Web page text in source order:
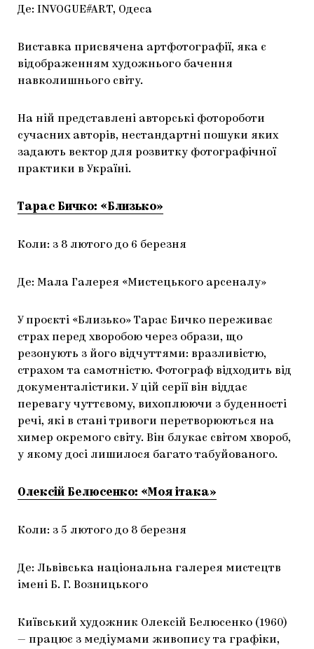
Де: INVOGUE#ART, Одеса
Виставка присвячена артфотографії, яка є
відображенням художнього бачення
навколишнього світу.
На ній представлені авторські фотороботи
сучасних авторів, нестандартні пошуки яких
задають вектор для розвитку фотографічної
практики в Україні.
Тарас Бичко: «Близько»
Коли: з 8 лютого до 6 березня
Де: Мала Галерея «Мистецького арсеналу»
У проєкті «Близько» Тарас Бичко переживає
страх перед хворобою через образи, що
резонують з його відчуттями: вразливістю,
страхом та самотністю. Фотограф відходить від
документалістики. У цій серії він віддає
перевагу чуттєвому, вихоплюючи з буденності
речі, які в стані тривоги перетворюються на
химер окремого світу. Він блукає світом хвороб,
у якому досі лишилося багато табуйованого.
Олексій Белюсенко: «Моя ітака»
Коли: з 5 лютого до 8 березня
Де: Львівська національна галерея мистецтв
імені Б. Г. Возницького
Київський художник Олексій Белюсенко (1960)
— працює з медіумами живопису та графіки,